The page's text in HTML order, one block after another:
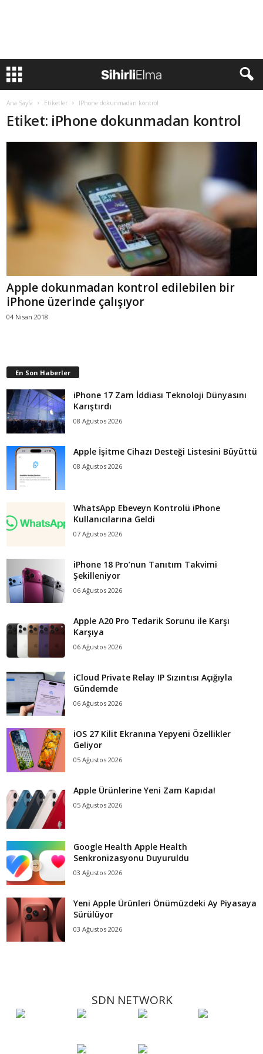
Ana Sayfa Etiketler IPhone dokunmadan kontrol
Etiket: iPhone dokunmadan kontrol
Apple dokunmadan kontrol edilebilen bir
iPhone üzerinde çalışıyor
04 Nisan 2018
En Son Haberler
iPhone 17 Zam İddiası Teknoloji Dünyasını
Karıştırdı
08 Ağustos 2026
Apple İşitme Cihazı Desteği Listesini Büyüttü
08 Ağustos 2026
WhatsApp Ebeveyn Kontrolü iPhone
Kullanıcılarına Geldi
07 Ağustos 2026
iPhone 18 Pro’nun Tanıtım Takvimi
Şekilleniyor
06 Ağustos 2026
Apple A20 Pro Tedarik Sorunu ile Karşı
Karşıya
06 Ağustos 2026
iCloud Private Relay IP Sızıntısı Açığıyla
Gündemde
06 Ağustos 2026
iOS 27 Kilit Ekranına Yepyeni Özellikler
Geliyor
05 Ağustos 2026
Apple Ürünlerine Yeni Zam Kapıda!
05 Ağustos 2026
Google Health Apple Health
Senkronizasyonu Duyuruldu
03 Ağustos 2026
Yeni Apple Ürünleri Önümüzdeki Ay Piyasaya
Sürülüyor
03 Ağustos 2026
SDN NETWORK